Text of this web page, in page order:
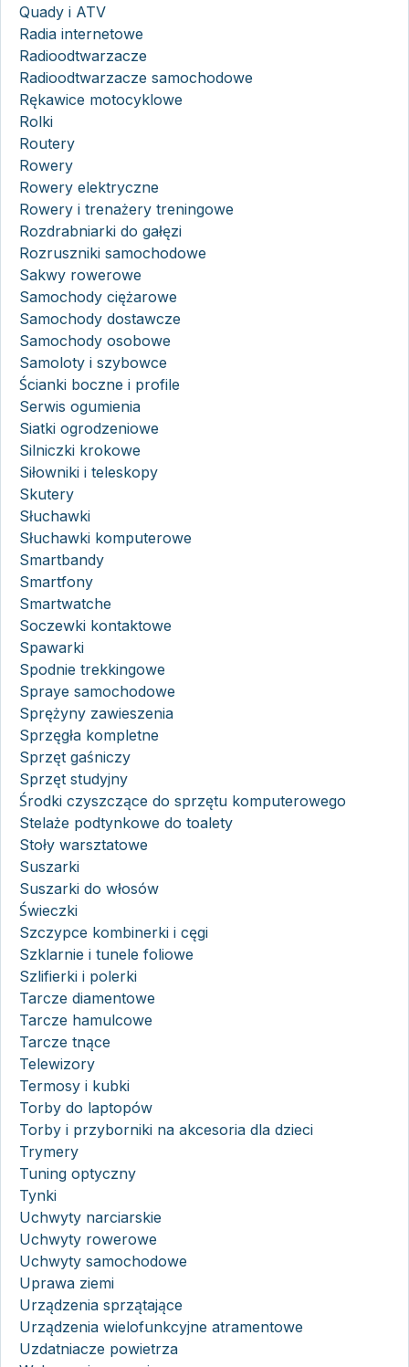
Quady i ATV
Radia internetowe
Radioodtwarzacze
Radioodtwarzacze samochodowe
Rękawice motocyklowe
Rolki
Routery
Rowery
Rowery elektryczne
Rowery i trenażery treningowe
Rozdrabniarki do gałęzi
Rozruszniki samochodowe
Sakwy rowerowe
Samochody ciężarowe
Samochody dostawcze
Samochody osobowe
Samoloty i szybowce
Ścianki boczne i profile
Serwis ogumienia
Siatki ogrodzeniowe
Silniczki krokowe
Siłowniki i teleskopy
Skutery
Słuchawki
Słuchawki komputerowe
Smartbandy
Smartfony
Smartwatche
Soczewki kontaktowe
Spawarki
Spodnie trekkingowe
Spraye samochodowe
Sprężyny zawieszenia
Sprzęgła kompletne
Sprzęt gaśniczy
Sprzęt studyjny
Środki czyszczące do sprzętu komputerowego
Stelaże podtynkowe do toalety
Stoły warsztatowe
Suszarki
Suszarki do włosów
Świeczki
Szczypce kombinerki i cęgi
Szklarnie i tunele foliowe
Szlifierki i polerki
Tarcze diamentowe
Tarcze hamulcowe
Tarcze tnące
Telewizory
Termosy i kubki
Torby do laptopów
Torby i przyborniki na akcesoria dla dzieci
Trymery
Tuning optyczny
Tynki
Uchwyty narciarskie
Uchwyty rowerowe
Uchwyty samochodowe
Uprawa ziemi
Urządzenia sprzątające
Urządzenia wielofunkcyjne atramentowe
Uzdatniacze powietrza